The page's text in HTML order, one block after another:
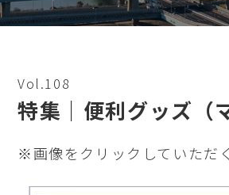
Vol.108
特集｜便利グッズ（
※画像をクリックしていただ